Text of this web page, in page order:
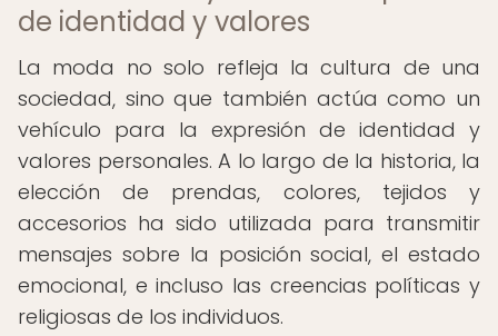
de identidad y valores
La moda no solo refleja la cultura de una
sociedad, sino que también actúa como un
vehículo para la expresión de identidad y
valores personales. A lo largo de la historia, la
elección de prendas, colores, tejidos y
accesorios ha sido utilizada para transmitir
mensajes sobre la posición social, el estado
emocional, e incluso las creencias políticas y
religiosas de los individuos.